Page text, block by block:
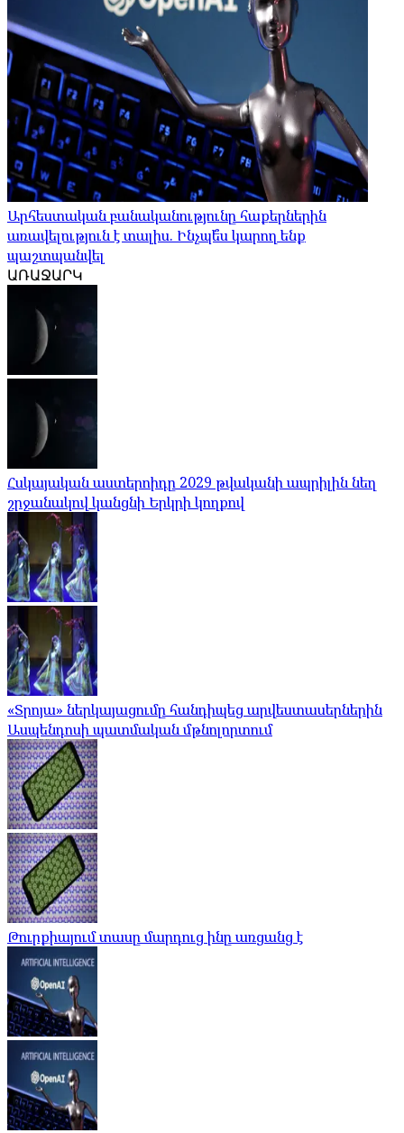
Արհեստական ​​բանականությունը հաքերներին
առավելություն է տալիս. Ինչպե՞ս կարող ենք
պաշտպանվել
ԱՌԱՋԱՐԿ
Հսկայական աստերոիդը 2029 թվականի ապրիլին նեղ
շրջանակով կանցնի Երկրի կողքով
«Տրոյա» ներկայացումը հանդիպեց արվեստասերներին
Ասպենդոսի պատմական մթնոլորտում
Թուրքիայում տասը մարդուց ինը առցանց է